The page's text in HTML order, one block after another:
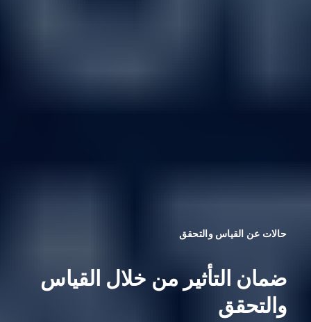
حالات عن القياس والتحقق
ضمان التأثير من خلال القياس
والتحقق